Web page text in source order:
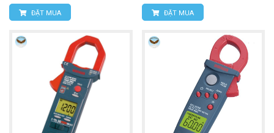
ĐẶT MUA ĐẶT MUA